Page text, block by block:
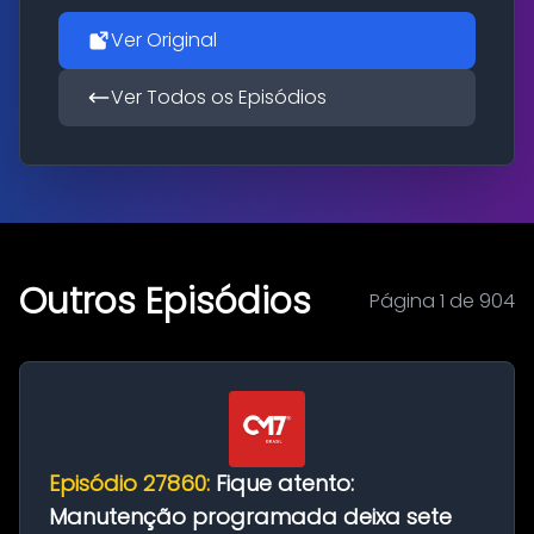
Ver Original
Ver Todos os Episódios
Outros Episódios Página 1 de 904
Episódio 27860: Fique atento:
Manutenção programada deixa sete